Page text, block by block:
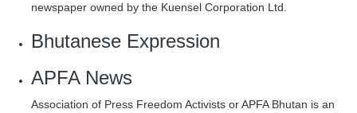
newspaper owned by the Kuensel Corporation Ltd.
Bhutanese Expression
APFA News
Association of Press Freedom Activists or APFA Bhutan is an